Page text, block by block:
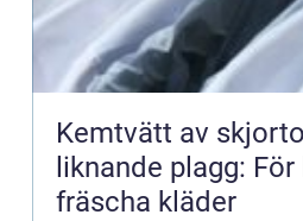
Kemtvätt av
liknande plagg:
fräscha kläder